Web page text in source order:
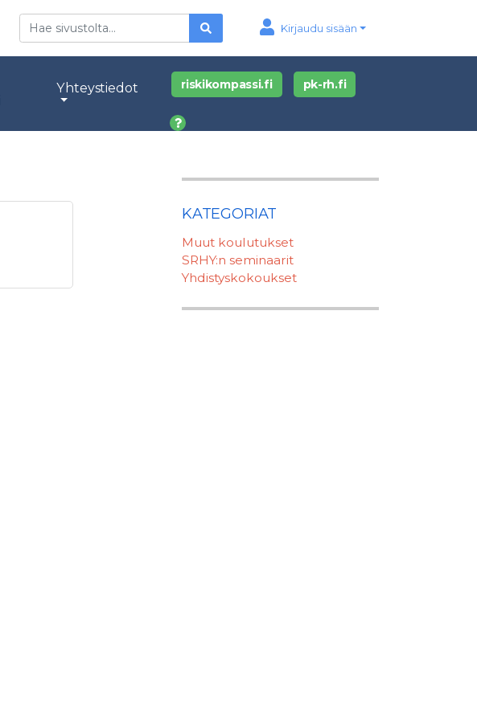
Kirjaudu sisään
Etsi
Yhteystiedot riskikompassi.fi pk-rh.fi
KATEGORIAT
Muut koulutukset
SRHY:n seminaarit
Yhdistyskokoukset